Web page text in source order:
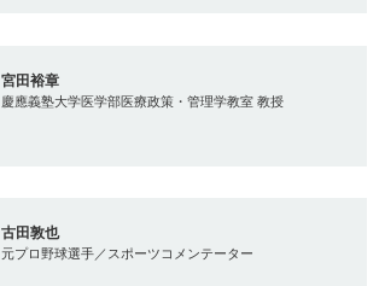
宮田裕章
慶應義塾大学医学部医療政策・管理学教室 教授
古田敦也
元プロ野球選手／スポーツコメンテーター